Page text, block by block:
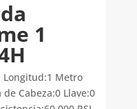
1
Longitud:1 Metro
Cabeza:0 Llave:0